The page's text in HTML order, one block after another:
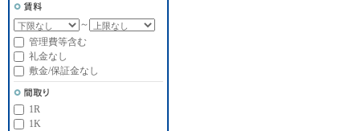
～
管理費等含む
礼金なし
敷金/保証金なし
1R
1K